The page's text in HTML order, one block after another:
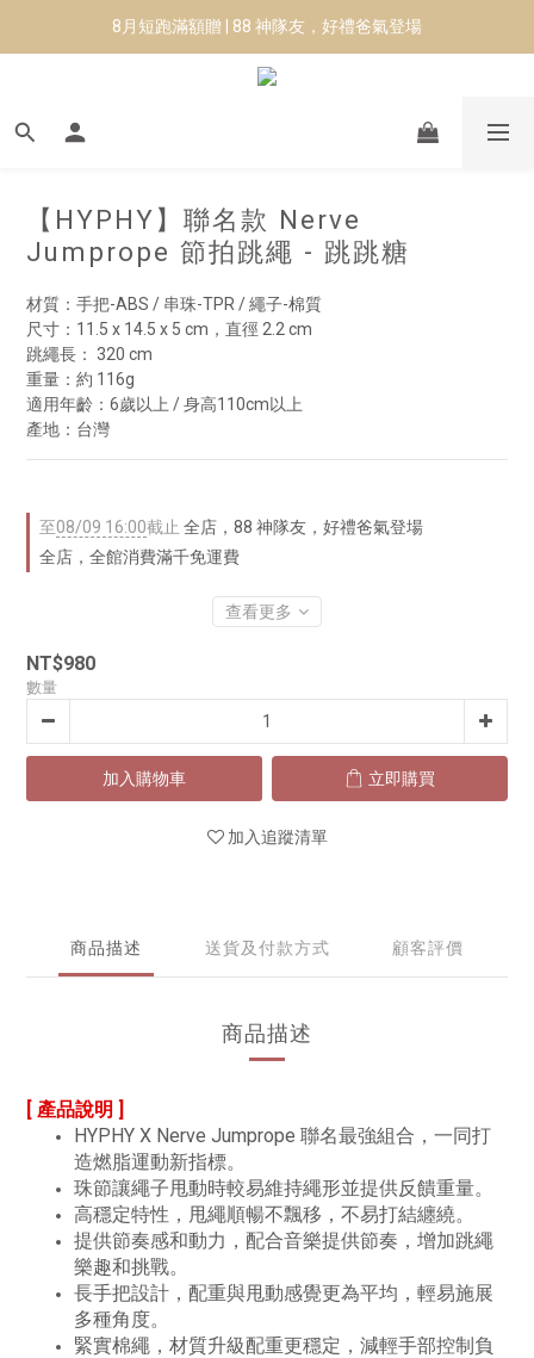
8月短跑滿額贈 | 88 神隊友，好禮爸氣登場
8月短跑滿額贈 | 88 神隊友，好禮爸氣登場
✨CURARING-韓國多功能深層按摩環｜新品預購88折！✨
Manduka-跟著青蛙去旅行｜快閃第二站-台南
【HYPHY】聯名款 Nerve
Jumprope 節拍跳繩 - 跳跳糖
材質：手把-ABS / 串珠-TPR / 繩子-棉質
尺寸：11.5 x 14.5 x 5 cm，直徑 2.2 cm
跳繩長： 320 cm
重量：約 116g
適用年齡：6歲以上 / 身高110cm以上
產地：台灣
至08/09 16:00截止 全店，88 神隊友，好禮爸氣登場
全店，全館消費滿千免運費
查看更多
NT$980
數量
加入購物車 立即購買
加入追蹤清單
商品描述 送貨及付款方式 顧客評價
商品描述
[ 產品說明 ]
HYPHY X Nerve Jumprope 聯名最強組合，一同打
造燃脂運動新指標。
珠節讓繩子甩動時較易維持繩形並提供反饋重量。
高穩定特性，甩繩順暢不飄移，不易打結纏繞。
提供節奏感和動力，配合音樂提供節奏，增加跳繩
樂趣和挑戰。
長手把設計，配重與甩動感覺更為平均，輕易施展
多種角度。
緊實棉繩，材質升級配重更穩定，減輕手部控制負